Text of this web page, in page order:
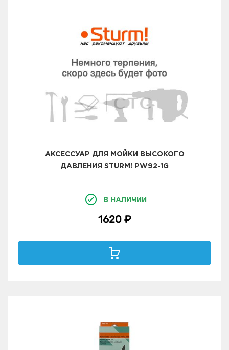
АКСЕССУАР ДЛЯ МОЙКИ ВЫСОКОГО
ДАВЛЕНИЯ STURM! PW92-1G
В НАЛИЧИИ
1620 ₽